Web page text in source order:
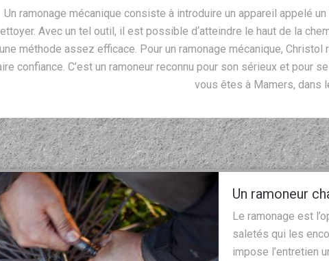
Un ramonage mécanique consiste à introduire un appareil appelé
Avec un tel outil, il est possible d‘atteindre le haut de la
une méthode assez efficace. Pour un ramonage mécanique,
confiance. C’est un ramoneur reconnu pour son sérieux et pour
vous êtes à Mamers, dans
Un ramoneur
Le ramonage est
saletés qui les
impose l’entretien